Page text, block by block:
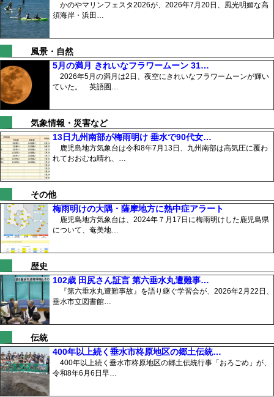
かのやマリンフェスタ2026が、2026年7月20日、風光明媚な高
須海岸・浜田…
風景・自然
5月の満月 きれいなフラワームーン 31…
2026年5月の満月は2日、夜空にきれいなフラワームーンが輝い
ていた。 英語圏…
気象情報・災害など
13日九州南部が梅雨明け 垂水で90代女…
鹿児島地方気象台は令和8年7月13日、九州南部は高気圧に覆わ
れておおむね晴れ、…
その他
梅雨明けの大隅・薩摩地方に熱中症アラート
鹿児島地方気象台は、2024年７月17日に梅雨明けした鹿児島県
について、奄美地…
歴史
102歳 田尻さん証言 第六垂水丸遭難事…
『第六垂水丸遭難事故』を語り継ぐ学習会が、2026年2月22日、
垂水市立図書館…
伝統
400年以上続く垂水市柊原地区の郷土伝統…
400年以上続く垂水市柊原地区の郷土伝統行事「おろごめ」が、
令和8年6月6日早…